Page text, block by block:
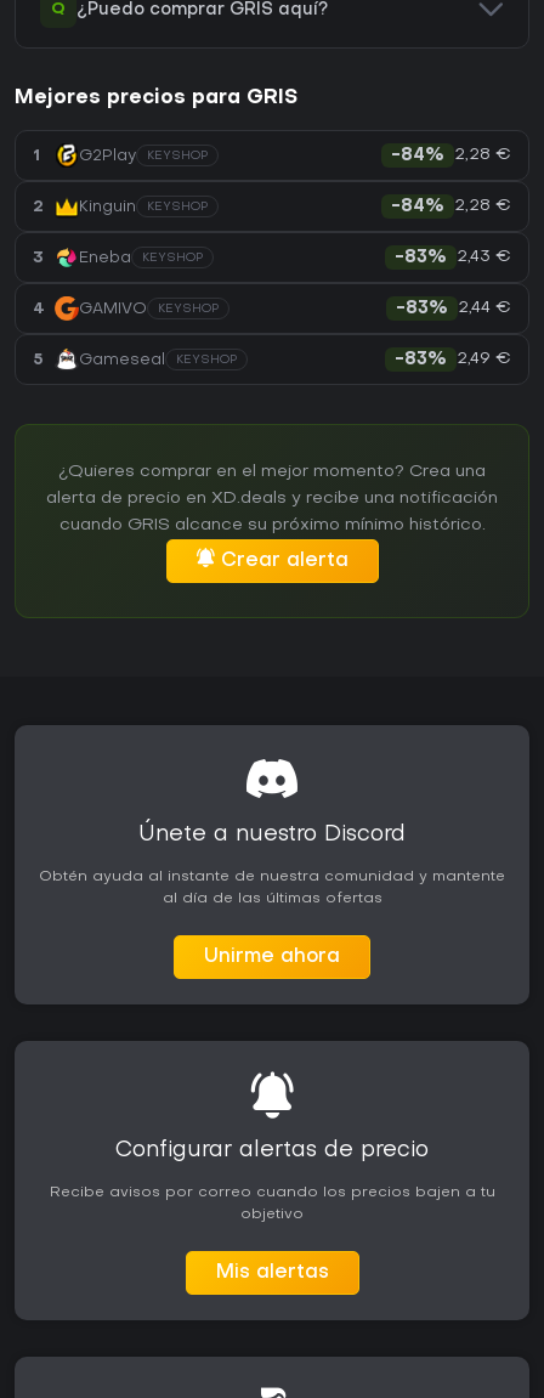
Q ¿Puedo comprar GRIS aquí?
Mejores precios para GRIS
1 G2Play KEYSHOP -84% 2,28 €
2 Kinguin KEYSHOP -84% 2,28 €
3 Eneba KEYSHOP -83% 2,43 €
4 GAMIVO KEYSHOP -83% 2,44 €
5 Gameseal KEYSHOP -83% 2,49 €
¿Quieres comprar en el mejor momento? Crea una
alerta de precio en XD.deals y recibe una notificación
cuando GRIS alcance su próximo mínimo histórico.
Crear alerta
Únete a nuestro Discord
Obtén ayuda al instante de nuestra comunidad y mantente
al día de las últimas ofertas
Unirme ahora
Configurar alertas de precio
Recibe avisos por correo cuando los precios bajen a tu
objetivo
Mis alertas